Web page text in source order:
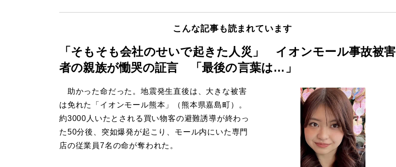
こんな記事も読まれています
「そもそも会社のせいで起きた人災」 イオンモール事故被害
者の親族が慟哭の証言 「最後の言葉は…」
助かった命だった。地震発生直後は、大きな被害
は免れた「イオンモール熊本」（熊本県嘉島町）。
約3000人いたとされる買い物客の避難誘導が終わっ
た50分後、突如爆発が起こり、モール内にいた専門
店の従業員7名の命が奪われた。